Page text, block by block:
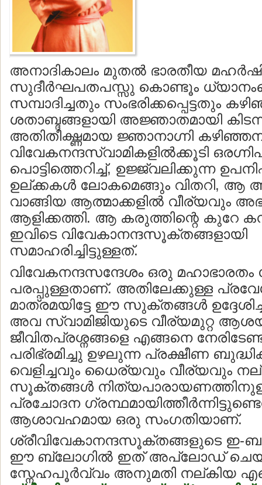
അനാദികാലം മുതല്‍ ഭാരതീയ
സുദീര്‍ഘപതപസ്സു കൊണ്ടൂം
സമ്പാദിച്ചതും സംഭരിക്കപ്പെട്ടതും
ശതാബ്ദങ്ങളായി അജ്ഞാതമായി
അതിതീക്ഷ്ണമായ ജ്ഞാനാഗ്നി
വിവേകനന്ദസ്വാമികളില്‍ക്കൂടി
പൊട്ടിത്തെറിച്ച്, ഉജ്ജ്വലിക്കുന്ന
ഉല്ക്കകള്‍ ലോകമെങ്ങും വിതറി, ആ
വാങ്ങിയ ആത്മാക്കളി‍ല്‍ വീര്യവും
ആളിക്കത്തി. ആ കരുത്തിന്റെ കുറേ
ഇവിടെ വിവേകാനന്ദസൂക്തങ്ങളായി
സമാഹരിച്ചിട്ടുള്ളത്.
വിവേകനന്ദസന്ദേശം ഒരു
പരപ്പുള്ളതാണ്. അതിലേക്കുള്ള
മാത്രമയിട്ടേ ഈ സുക്തങ്ങ‍ള്‍
അവ സ്വാമിജിയുടെ വീര്യമുറ്റ
ജീവിതപ്രശ്നങ്ങളെ എങ്ങനെ
പരിഭ്രമിച്ചു ഉഴലുന്ന പ്രക്ഷീണ
വെളിച്ചവും ധൈര്യവും വീര്യവും
സൂക്തങ്ങള്‍
പ്രചോദന
ആശാവഹമായ ഒരു സംഗതിയാണ്.
ശ്രീവിവേകാനന്ദസൂക്തങ്ങളുടെ ഇ-
ഈ ബ്ലോഗില്‍ ഇത് അപ്‍ലോഡ്
സ്നേഹപൂര്‍വ്വം അനുമതി നല്കിയ